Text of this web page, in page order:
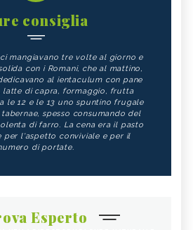
consiglia
mangiavano tre volte al giorno e
con i Romani, che al mattino,
al ientaculum con pane
latte di capra, formaggio, frutta
le 12 e le 13 uno spuntino frugale
spesso consumando del
di farro. La cena era il pasto
per l'aspetto conviviale e per il
di portate.
Esperto